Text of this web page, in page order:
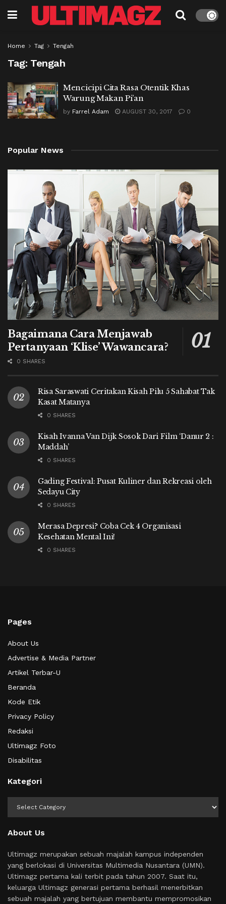
Home Tag Tengah
Tag: Tengah
Mencicipi Cita Rasa Otentik Khas
Warung Makan Pi’an
by Farrel Adam AUGUST 30, 2017 0
Popular News
Bagaimana Cara Menjawab
Pertanyaan ‘Klise’ Wawancara?
0 SHARES
Risa Saraswati Ceritakan Kisah Pilu 5 Sahabat Tak
Kasat Matanya
0 SHARES
Kisah Ivanna Van Dijk Sosok Dari Film ‘Danur 2 :
Maddah’
0 SHARES
Gading Festival: Pusat Kuliner dan Rekreasi oleh
Sedayu City
0 SHARES
Merasa Depresi? Coba Cek 4 Organisasi
Kesehatan Mental Ini!
0 SHARES
Pages
About Us
Advertise & Media Partner
Artikel Terbar-U
Beranda
Kode Etik
Privacy Policy
Redaksi
Ultimagz Foto
Disabilitas
Kategori
About Us
Ultimagz merupakan sebuah majalah kampus independen
yang berlokasi di Universitas Multimedia Nusantara (UMN).
Ultimagz pertama kali terbit pada tahun 2007. Saat itu,
keluarga Ultimagz generasi pertama berhasil menerbitkan
sebuah majalah yang bertujuan membantu mempromosikan